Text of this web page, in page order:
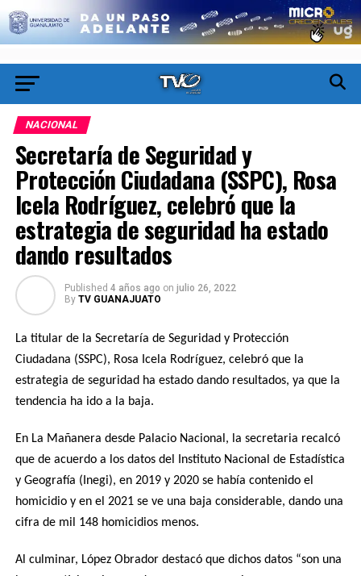
NACIONAL
Secretaría de Seguridad y
Protección Ciudadana (SSPC), Rosa
Icela Rodríguez, celebró que la
estrategia de seguridad ha estado
dando resultados
Published 4 años ago on julio 26, 2022
By TV GUANAJUATO
La titular de la Secretaría de Seguridad y Protección
Ciudadana (SSPC), Rosa Icela Rodríguez, celebró que la
estrategia de seguridad ha estado dando resultados, ya que la
tendencia ha ido a la baja.
En La Mañanera desde Palacio Nacional, la secretaria recalcó
que de acuerdo a los datos del Instituto Nacional de Estadística
y Geografía (Inegi), en 2019 y 2020 se había contenido el
homicidio y en el 2021 se ve una baja considerable, dando una
cifra de mil 148 homicidios menos.
Al culminar, López Obrador destacó que dichos datos “son una